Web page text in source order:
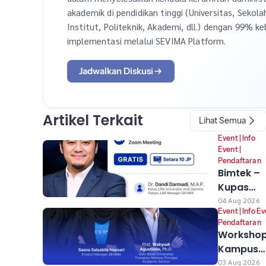
akademik di pendidikan tinggi (Universitas,
Institut, Politeknik, Akademi, dll.) dengan 99%
implementasi melalui SEVIMA Platform.
Jadwalkan Diskusi
Artikel Terkait Lihat Semua
Event|
Info
Event|
Pendaftaran
Bimtek –
Kupas
Tuntas
Sevima
Platform:
Untuk
Mengawal
04 Aug 2026
Event| Info
Pendaftaran
Kampus
03 Aug 2026